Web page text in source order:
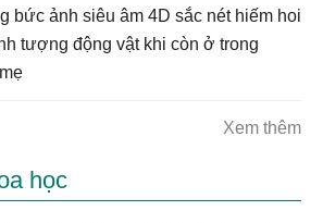
bức ảnh siêu âm 4D sắc nét hiếm hoi
tượng động vật khi còn ở trong
Xem thêm
học